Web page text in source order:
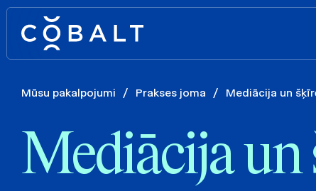
Mūsu pakalpojumi / Prakses joma / Mediācija un
Mediācija un